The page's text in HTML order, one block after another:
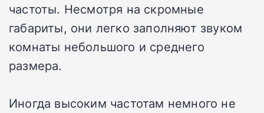
частоты. Несмотря на скромные
габариты, они легко заполняют звуком
комнаты небольшого и среднего
размера.
Иногда высоким частотам немного не